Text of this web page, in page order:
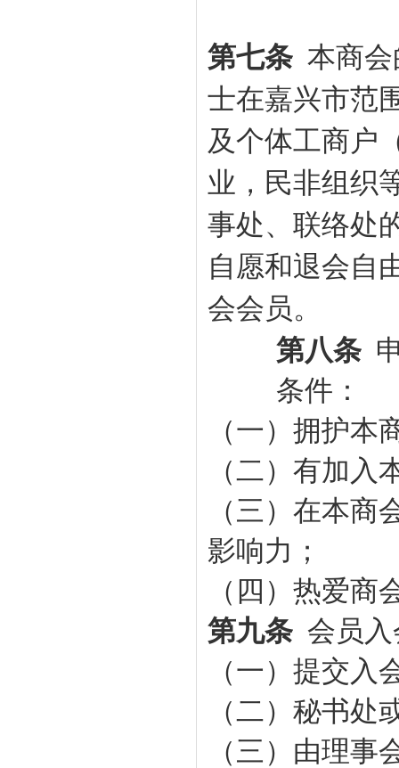
第七条 本商
士在嘉兴市范
及个体工商户
业，民非组织
事处、联络处
自愿和退会自
会会员。
第八条
条件：
（一）拥护本
（二）有加入
（三） 在本商
影响力；
（四） 热爱商
第九条 会员
（一）提交入
（二） 秘书处
（三）由理